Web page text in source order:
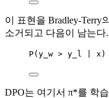
이 표현을 Bradley-Terry
소거되고 다음이 남는다.
P(y_w > y_l |
DPO는 여기서 π*를 학